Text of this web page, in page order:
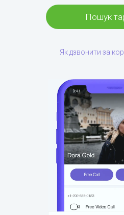
Пошук
Як дзвонити за